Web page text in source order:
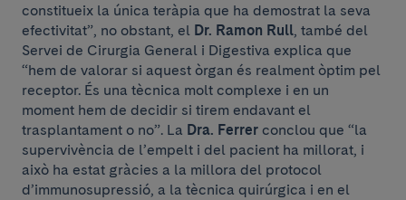
constitueix la única teràpia que ha demostrat la seva
efectivitat”, no obstant, el Dr. Ramon Rull, també del
Servei de Cirurgia General i Digestiva explica que
“hem de valorar si aquest òrgan és realment òptim pel
receptor. És una tècnica molt complexe i en un
moment hem de decidir si tirem endavant el
trasplantament o no”. La Dra. Ferrer conclou que “la
supervivència de l’empelt i del pacient ha millorat, i
això ha estat gràcies a la millora del protocol
d’immunosupressió, a la tècnica quirúrgica i en el